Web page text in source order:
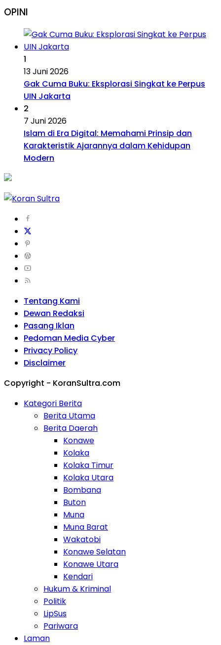
OPINI
1
13 Juni 2026
Gak Cuma Buku: Eksplorasi Singkat ke Perpus
UIN Jakarta
2
7 Juni 2026
Islam di Era Digital: Memahami Prinsip dan
Karakteristik Ajarannya dalam Kehidupan
Modern
Tentang Kami
Dewan Redaksi
Pasang Iklan
Pedoman Media Cyber
Privacy Policy
Disclaimer
Copyright - KoranSultra.com
Kategori Berita
Berita Utama
Berita Daerah
Konawe
Kolaka
Kolaka Timur
Kolaka Utara
Bombana
Buton
Muna
Muna Barat
Wakatobi
Konawe Selatan
Konawe Utara
Kendari
Hukum & Kriminal
Politik
LipSus
Pariwara
Laman